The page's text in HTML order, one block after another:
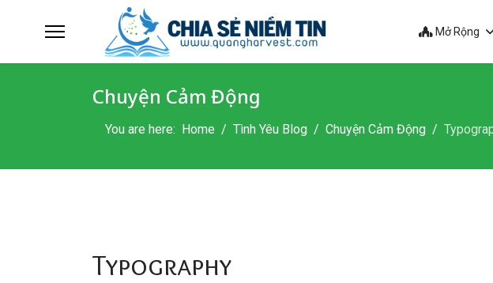
Mở Rộng
Chuyện Cảm Động
You are here: Home Tình Yêu Blog Chuyện Cảm Động
Typography